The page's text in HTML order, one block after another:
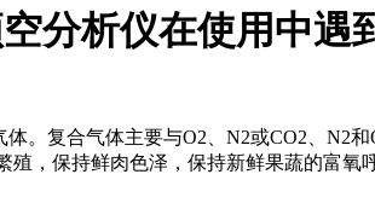
分析仪在使用中遇
复合气体主要与O2、N2或CO2、N2和
，保持鲜肉色泽，保持新鲜果蔬的富氧